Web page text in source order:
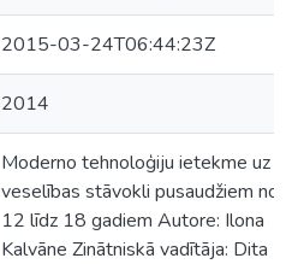
2015-03-24T06:44:23Z
2014
Moderno tehnoloģiju ietekme uz
veselības stāvokli pusaudžiem no
12 līdz 18 gadiem Autore: Ilona
Kalvāne Zinātniskā vadītāja: Dita